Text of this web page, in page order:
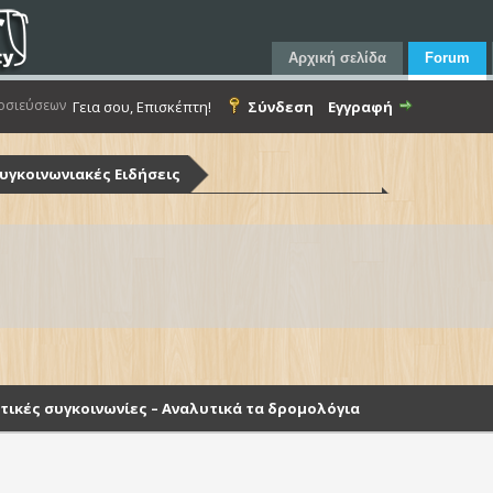
Αρχική σελίδα Forum
Γεια σου, Επισκέπτη! Σύνδεση Εγγραφή
Ειδήσεις
συγκοινωνίες – Αναλυτικά τα δρομολόγια
συγκοινωνίες – Αναλυτικά τα δρομολόγια